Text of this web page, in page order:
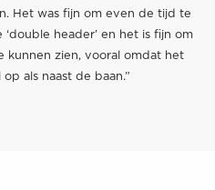
Het was fijn om even de tijd te
header’ en het is fijn om
kunnen zien, vooral omdat het
als naast de baan.”